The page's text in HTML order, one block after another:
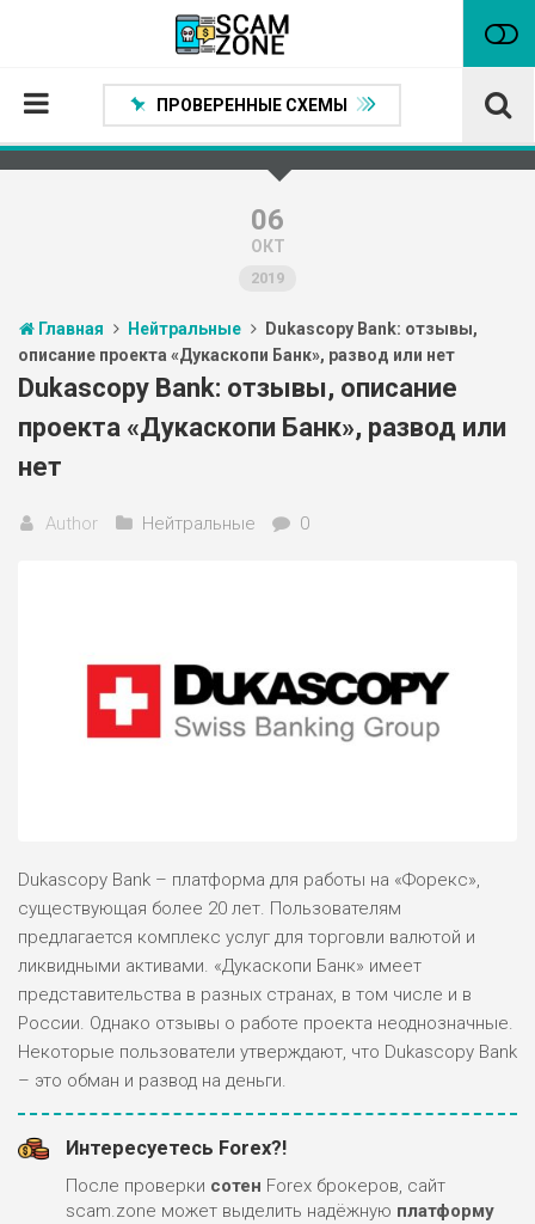
Проверенные способы заработка
Статьи
Партнеры
ПРОВЕРЕННЫЕ СХЕМЫ
06
ОКТ
2019
Главная Нейтральные
Dukascopy Bank: отзывы,
описание проекта «Дукаскопи Банк», развод или нет
Dukascopy Bank: отзывы, описание
проекта «Дукаскопи Банк», развод или
нет
Author Нейтральные 0
Dukascopy Bank – платформа для работы на «Форекс»,
существующая более 20 лет. Пользователям
предлагается комплекс услуг для торговли валютой и
ликвидными активами. «Дукаскопи Банк» имеет
представительства в разных странах, в том числе и в
России. Однако отзывы о работе проекта неоднозначные.
Некоторые пользователи утверждают, что Dukascopy Bank
– это обман и развод на деньги.
Интересуетесь Forex?!
После проверки сотен Forex брокеров, сайт
scam.zone может выделить надёжную платформу